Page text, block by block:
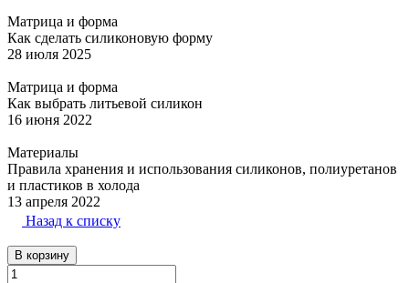
Матрица и форма
Как сделать силиконовую форму
28 июля 2025
Матрица и форма
Как выбрать литьевой силикон
16 июня 2022
Материалы
Правила хранения и использования силиконов, полиуретанов
и пластиков в холода
13 апреля 2022
Назад к списку
В корзину